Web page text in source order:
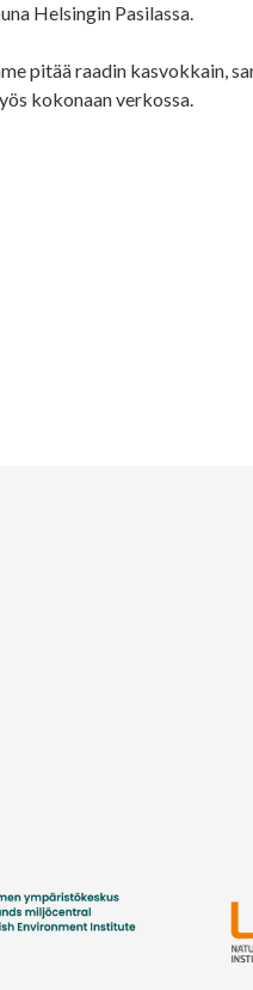
Helsingin Pasilassa.
pitää raadin kasvokkain,
kokonaan verkossa.